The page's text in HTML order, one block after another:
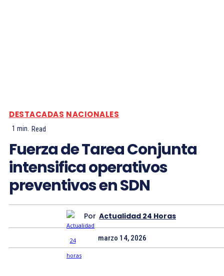
DESTACADAS NACIONALES
1 min. Read
Fuerza de Tarea Conjunta
intensifica operativos
preventivos en SDN
Por Actualidad 24 Horas
marzo 14, 2026